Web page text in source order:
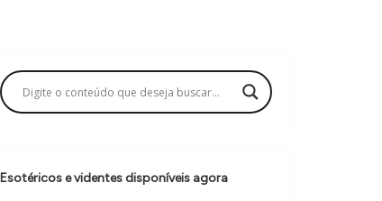
Esotéricos e videntes disponíveis agora